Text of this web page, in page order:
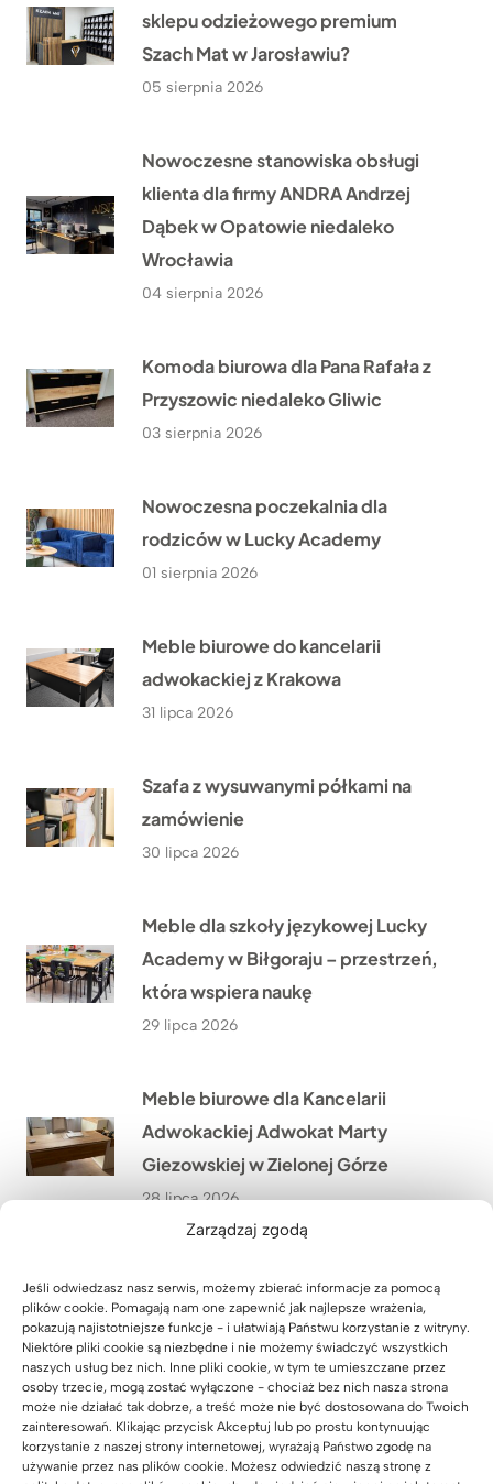
Zarządzaj zgodą
Jeśli odwiedzasz nasz serwis, możemy zbierać informacje za pomocą
plików cookie. Pomagają nam one zapewnić jak najlepsze wrażenia,
pokazują najistotniejsze funkcje - i ułatwiają Państwu korzystanie z witryny.
Niektóre pliki cookie są niezbędne i nie możemy świadczyć wszystkich
naszych usług bez nich. Inne pliki cookie, w tym te umieszczane przez
osoby trzecie, mogą zostać wyłączone - chociaż bez nich nasza strona
może nie działać tak dobrze, a treść może nie być dostosowana do Twoich
zainteresowań. Klikając przycisk Akceptuj lub po prostu kontynuując
korzystanie z naszej strony internetowej, wyrażają Państwo zgodę na
używanie przez nas plików cookie. Możesz odwiedzić naszą stronę z
sklepu odzieżowego premium
Szach Mat w Jarosławiu?
05 sierpnia 2026
Nowoczesne stanowiska obsługi
klienta dla firmy ANDRA Andrzej
Dąbek w Opatowie niedaleko
Wrocławia
04 sierpnia 2026
Komoda biurowa dla Pana Rafała z
Przyszowic niedaleko Gliwic
03 sierpnia 2026
Nowoczesna poczekalnia dla
rodziców w Lucky Academy
01 sierpnia 2026
Meble biurowe do kancelarii
adwokackiej z Krakowa
31 lipca 2026
Szafa z wysuwanymi półkami na
zamówienie
30 lipca 2026
Meble dla szkoły językowej Lucky
Academy w Biłgoraju – przestrzeń,
która wspiera naukę
29 lipca 2026
Meble biurowe dla Kancelarii
Adwokackiej Adwokat Marty
Giezowskiej w Zielonej Górze
28 lipca 2026
miejscem na drukarkę i dokumenty
dla biura nieruchomości w
Warszawie?
27 lipca 2026
Lada recepcyjna z podświetleniem